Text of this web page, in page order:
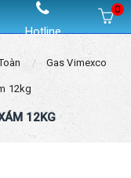
Hotline
0
Gas Vimexco
12kg
12KG